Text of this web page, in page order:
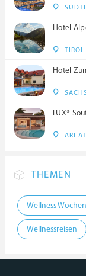
Hotel
TIROL
Hotel
LUX*
ARI
THEMEN
Wellness
Wellnessreisen